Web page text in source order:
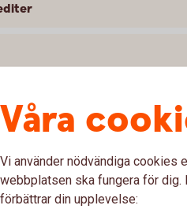
deklarera dödsbo
om det finns tillgångar i boet,
till begravningskostnader kan
hos socialnämnden.
Våra
Vi använder nödvändiga cookies
webbplatsen ska fungera för dig.
förbättrar din upplevelse: